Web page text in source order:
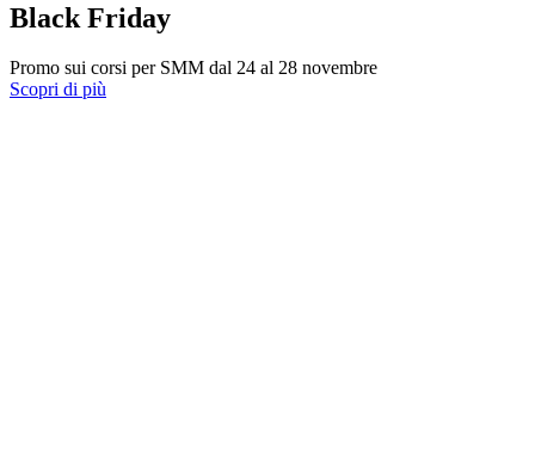
Black Friday
Promo sui corsi per SMM dal 24 al 28 novembre
Scopri di più